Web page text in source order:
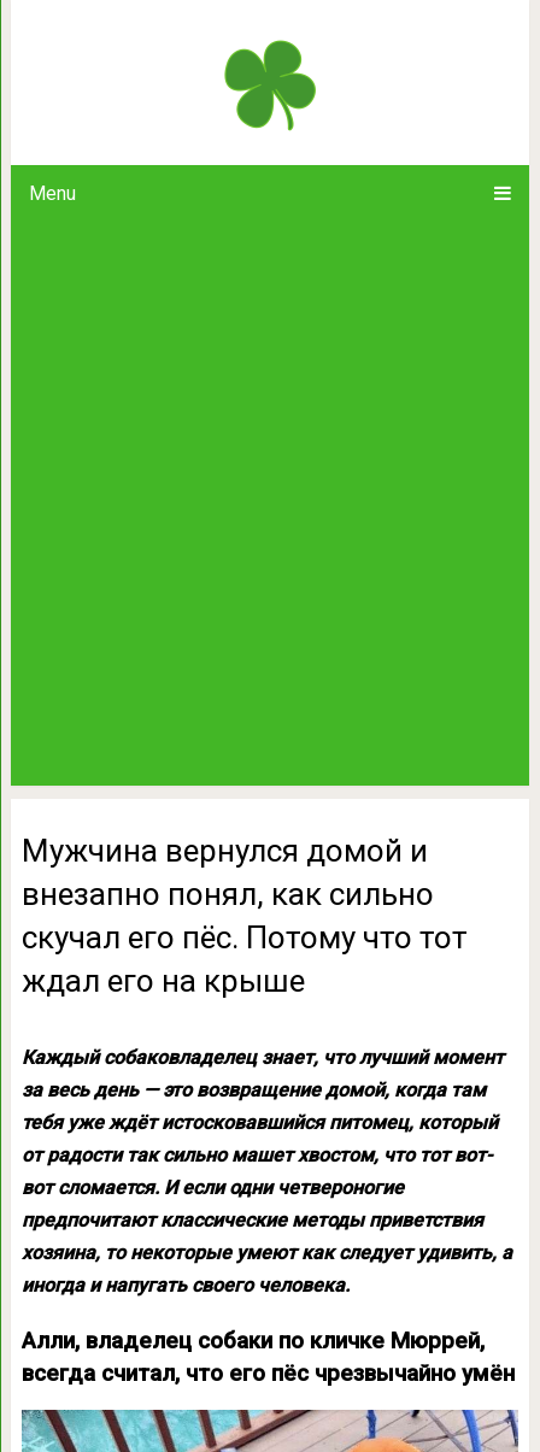
Menu
Мужчина вернулся домой и
пёс. Потому что тот
Мужчина вернулся домой и
внезапно понял, как сильно
скучал его пёс. Потому что тот
ждал его на крыше
Каждый собаковладелец знает, что лучший момент
за весь день — это возвращение домой, когда там
тебя уже ждёт истосковавшийся питомец, который
от радости так сильно машет хвостом, что тот вот-
вот сломается. И если одни четвероногие
предпочитают классические методы приветствия
хозяина, то некоторые умеют как следует удивить, а
иногда и напугать своего человека.
Алли, владелец собаки по кличке Мюррей,
всегда считал, что его пёс чрезвычайно умён